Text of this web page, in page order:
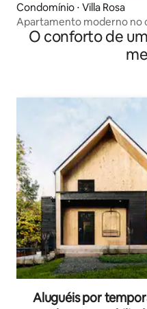
Condomínio ⋅ Villa Rosa
Apartamento moderno no
O conforto de
Aluguéis por